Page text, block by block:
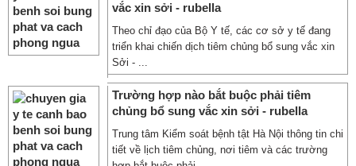
vắc xin sởi - rubella
Theo chỉ đạo của Bộ Y tế, các cơ sở y tế đang
triển khai chiến dịch tiêm chủng bổ sung vắc xin
Sởi - ...
Trường hợp nào bắt buộc phải tiêm
chủng bổ sung vắc xin sởi - rubella
Trung tâm Kiểm soát bệnh tật Hà Nội thông tin chi
tiết về lịch tiêm chủng, nơi tiêm và các trường